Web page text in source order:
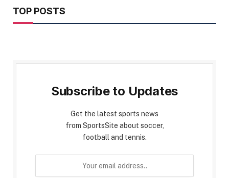
TOP POSTS
Subscribe to Updates
Get the latest sports news
from SportsSite about soccer,
football and tennis.